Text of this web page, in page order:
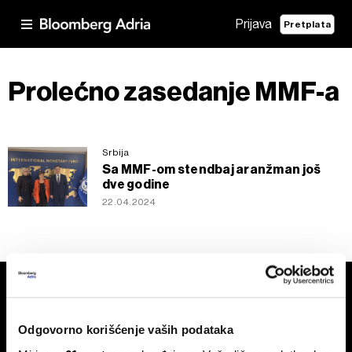
Odgovorno korišćenje vaših podataka
Prijava Pretplata
Prolećno zasedanje MMF-a
Srbija
Sa MMF-om stendbaj aranžman još
dve godine
22.04.2024